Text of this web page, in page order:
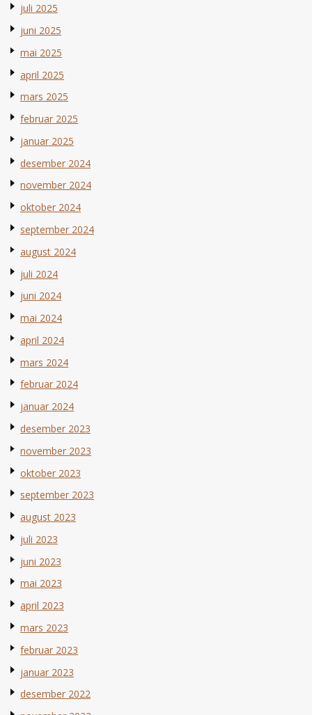
juli 2025
juni 2025
mai 2025
april 2025
mars 2025
februar 2025
januar 2025
desember 2024
november 2024
oktober 2024
september 2024
august 2024
juli 2024
juni 2024
mai 2024
april 2024
mars 2024
februar 2024
januar 2024
desember 2023
november 2023
oktober 2023
september 2023
august 2023
juli 2023
juni 2023
mai 2023
april 2023
mars 2023
februar 2023
januar 2023
desember 2022